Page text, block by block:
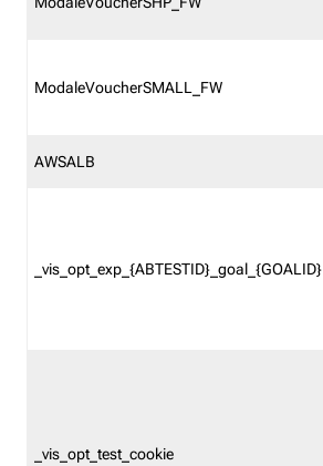
ModaleVoucherSMALL_FW
AWSALB
_vis_opt_exp_{ABTESTID}_goal_{GOALID}
_vis_opt_test_cookie